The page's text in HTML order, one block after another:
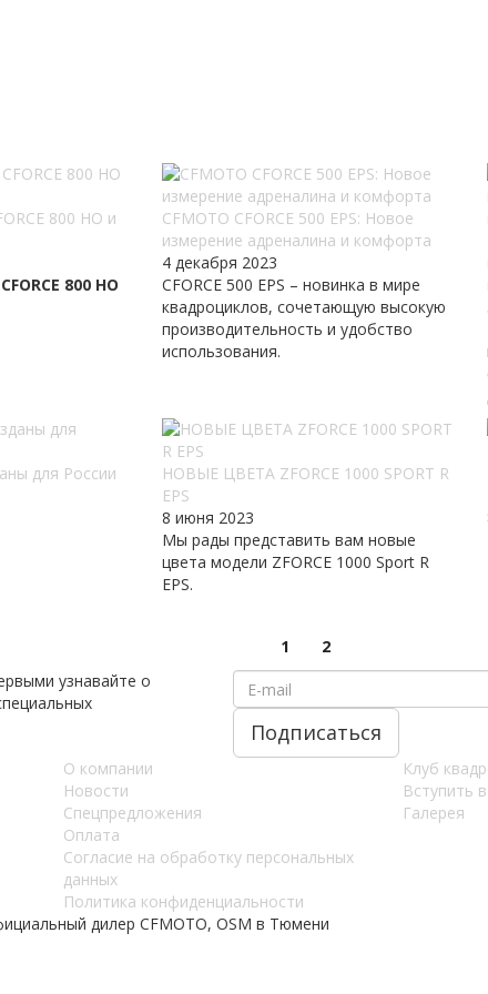
800 HO и
800 HO
CFMOTO CFORCE 500 EPS: Новое
измерение адреналина и комфорта
4 декабря 2023
CFORCE 500 EPS – новинка в мире
квадроциклов, сочетающую высокую
производительность и удобство
использования.
для России
НОВЫЕ ЦВЕТА ZFORCE 1000 SPORT R
EPS
8 июня 2023
Мы рады представить вам новые
цвета модели ZFORCE 1000 Sport R
EPS.
1
2
узнавайте о
О компании
Новости
Спецпредложения
Оплата
Согласие на обработку персональных
данных
Политика конфиденциальности
Клуб
Вступить
Галерея
дилер CFMOTO, OSM в Тюмени